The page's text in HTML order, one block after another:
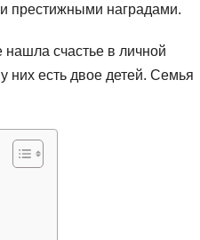
престижными наградами.
счастье в личной
них есть двое детей. Семья